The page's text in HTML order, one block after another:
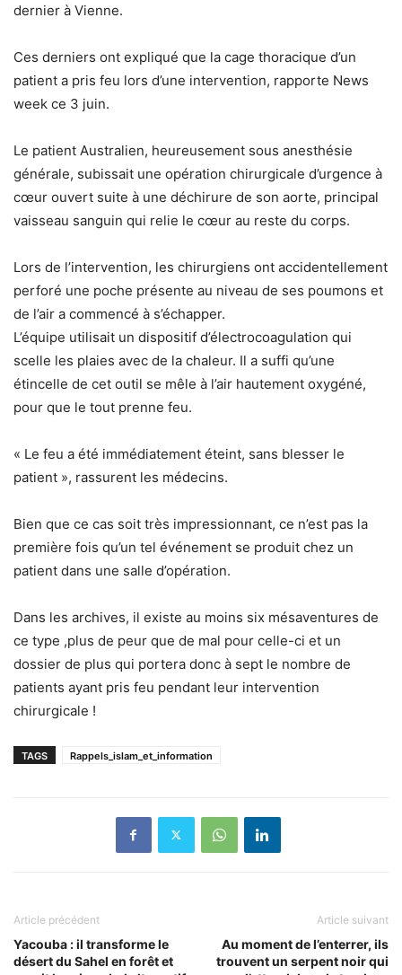
dernier à Vienne.
Ces derniers ont expliqué que la cage thoracique d’un
patient a pris feu lors d’une intervention, rapporte News
week ce 3 juin.
Le patient Australien, heureusement sous anesthésie
générale, subissait une opération chirurgicale d’urgence à
cœur ouvert suite à une déchirure de son aorte, principal
vaisseau sanguin qui relie le cœur au reste du corps.
Lors de l’intervention, les chirurgiens ont accidentellement
perforé une poche présente au niveau de ses poumons et
de l’air a commencé à s’échapper.
L’équipe utilisait un dispositif d’électrocoagulation qui
scelle les plaies avec de la chaleur. Il a suffi qu’une
étincelle de cet outil se mêle à l’air hautement oxygéné,
pour que le tout prenne feu.
« Le feu a été immédiatement éteint, sans blesser le
patient », rassurent les médecins.
Bien que ce cas soit très impressionnant, ce n’est pas la
première fois qu’un tel événement se produit chez un
patient dans une salle d’opération.
Dans les archives, il existe au moins six mésaventures de
ce type ,plus de peur que de mal pour celle-ci et un
dossier de plus qui portera donc à sept le nombre de
patients ayant pris feu pendant leur intervention
chirurgicale !
TAGS Rappels_islam_et_information
Article précédent
Yacouba : il transforme le
désert du Sahel en forêt et
Article suivant
Au moment de l’enterrer, ils
trouvent un serpent noir qui